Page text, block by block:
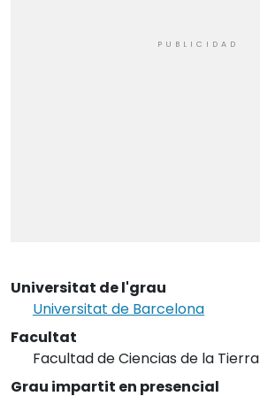
Universitat de l'grau
Universitat de Barcelona
Facultat
Facultad de Ciencias de la Tierra
Grau impartit en presencial